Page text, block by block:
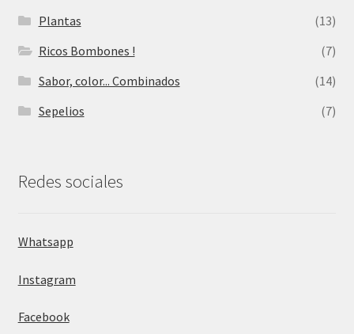
Plantas
(13)
Ricos Bombones !
(7)
Sabor, color... Combinados
(14)
Sepelios
(7)
Redes sociales
Whatsapp
Instagram
Facebook